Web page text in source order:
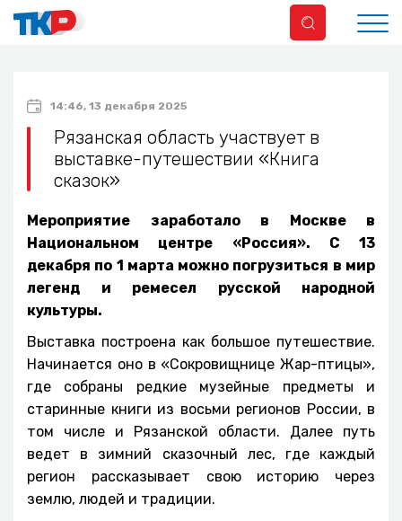
14:46, 13 декабря 2025
Рязанская область участвует в
выставке-путешествии «Книга
сказок»
Мероприятие заработало в Москве в
Национальном центре «Россия». С 13
декабря по 1 марта можно погрузиться в мир
легенд и ремесел русской народной
культуры.
Выставка построена как большое путешествие.
Начинается оно в «Сокровищнице Жар-птицы»,
где собраны редкие музейные предметы и
старинные книги из восьми регионов России, в
том числе и Рязанской области. Далее путь
ведет в зимний сказочный лес, где каждый
регион рассказывает свою историю через
землю, людей и традиции.